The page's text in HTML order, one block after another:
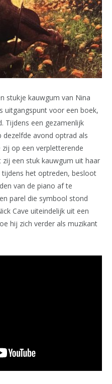
stukje kauwgum van Nina
uitgangspunt voor een boek,
Tijdens een gezamenlijk
avond optrad als
op een verpletterende
zij een stuk kauwgum uit haar
het optreden, besloot
van de piano af te
parel die symbool stond
Cave uiteindelijk uit een
hij zich verder als muzikant